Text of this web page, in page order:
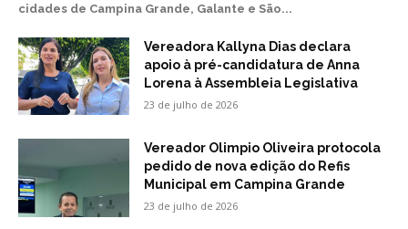
cidades de Campina Grande, Galante e São...
Vereadora Kallyna Dias declara
apoio à pré-candidatura de Anna
Lorena à Assembleia Legislativa
23 de julho de 2026
Vereador Olimpio Oliveira protocola
pedido de nova edição do Refis
Municipal em Campina Grande
23 de julho de 2026